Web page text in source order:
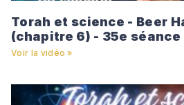
Torah et science - Beer
(chapitre 6) - 35e séance
Voir la vidéo »